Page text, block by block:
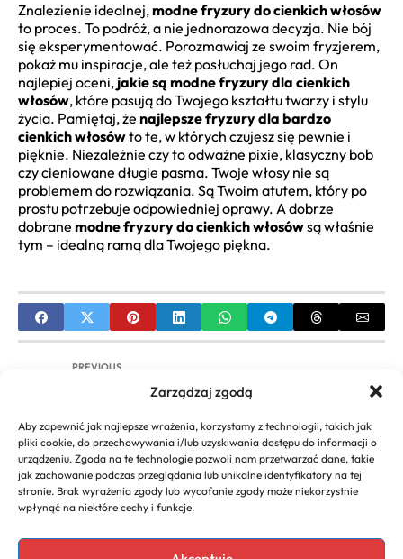
Zarządzaj zgodą
Aby zapewnić jak najlepsze wrażenia, korzystamy z technologii, takich jak
pliki cookie, do przechowywania i/lub uzyskiwania dostępu do informacji o
urządzeniu. Zgoda na te technologie pozwoli nam przetwarzać dane, takie
jak zachowanie podczas przeglądania lub unikalne identyfikatory na tej
stronie. Brak wyrażenia zgody lub wycofanie zgody może niekorzystnie
wpłynąć na niektóre cechy i funkcje.
Znalezienie idealnej,modne fryzury do cienkich włosów
to proces. To podróż, a nie jednorazowa decyzja. Nie bój
się eksperymentować. Porozmawiaj ze swoim fryzjerem,
pokaż mu inspiracje, ale też posłuchaj jego rad. On
najlepiej oceni, jakie są modne fryzury dla cienkich
włosów, które pasują do Twojego kształtu twarzy i stylu
życia. Pamiętaj, że najlepsze fryzury dla bardzo
cienkich włosówto te, w których czujesz się pewnie i
pięknie. Niezależnie czy to odważne pixie, klasyczny bob
czy cieniowane długie pasma. Twoje włosy nie są
problemem do rozwiązania. Są Twoim atutem, który po
prostu potrzebuje odpowiedniej oprawy. A dobrze
dobrane modne fryzury do cienkich włosówsą właśnie
tym – idealną ramą dla Twojego piękna.
PREVIOUS
Fryzura do cienkich wlosow – Jak dodać objętości i
NEXT
Modne grzywki Przewodnik po stylach cięciach i
pielęgnacji